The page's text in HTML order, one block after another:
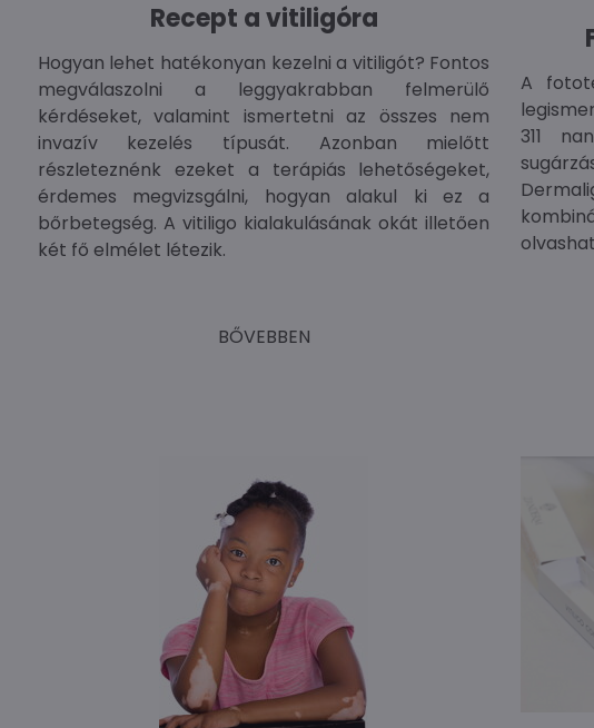
Recept a vitiligóra
Hogyan lehet hatékonyan kezelni a vitiligót? Fontos
megválaszolni a leggyakrabban felmerülő
kérdéseket, valamint ismertetni az összes nem
invazív kezelés típusát. Azonban mielőtt
részleteznénk ezeket a terápiás lehetőségeket,
érdemes megvizsgálni, hogyan alakul ki ez a
bőrbetegség. A vitiligo kialakulásának okát illetően
két fő elmélet létezik.
BŐVEBBEN
A
311